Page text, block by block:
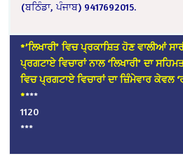
(ਬਠਿੰਡਾ, ਪੰਜਾਬ) 9417692015.
*’ਲਿਖਾਰੀ’ ਵਿਚ ਪ੍ਰਕਾਸ਼ਿਤ ਹੋਣ ਵਾਲੀਆਂ
ਪ੍ਰਗਟਾਏ ਵਿਚਾਰਾਂ ਨਾਲ ‘ਲਿਖਾਰੀ’ ਦਾ
ਵਿਚ ਪ੍ਰਗਟਾਏ ਵਿਚਾਰਾਂ ਦਾ ਜ਼ਿੰਮੇਵਾਰ ਕੇਵਲ
****
1120
***